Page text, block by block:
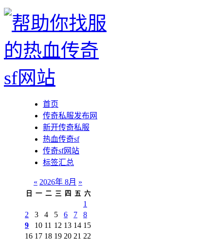
首页
传奇私服发布网
新开传奇私服
热血传奇sf
传奇sf网站
标签汇总
« 2026年 8月 »
日 一 二 三 四 五 六
1
2
3 4 5 6 7
8
9
10 11 12 13 14 15
16 17 18 19 20 21 22